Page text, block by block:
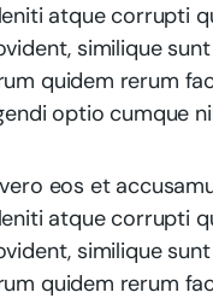
atque corrupti
similique
quidem rerum
optio cumque
eos et
atque corrupti
similique
quidem rerum